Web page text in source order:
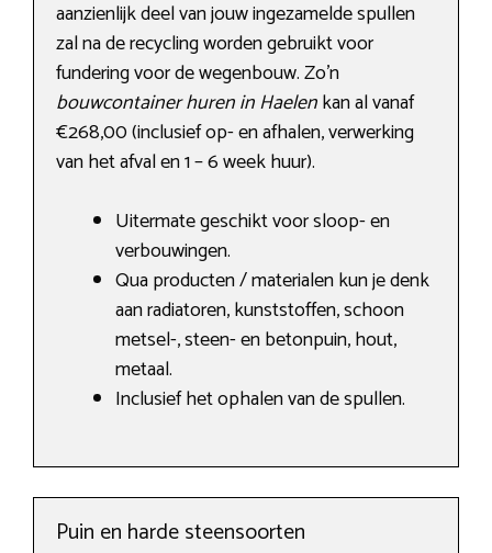
aanzienlijk deel van jouw ingezamelde spullen
zal na de recycling worden gebruikt voor
fundering voor de wegenbouw. Zo’n
bouwcontainer huren in Haelenkan al vanaf
€268,00 (inclusief op- en afhalen, verwerking
van het afval en 1 – 6 week huur).
Uitermate geschikt voor sloop- en
verbouwingen.
Qua producten / materialen kun je denk
aan radiatoren, kunststoffen, schoon
metsel-, steen- en betonpuin, hout,
metaal.
Inclusief het ophalen van de spullen.
Puin en harde steensoorten